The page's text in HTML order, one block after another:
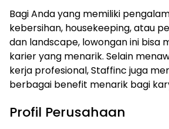
Bagi Anda yang memiliki
kebersihan, housekeeping, atau
dan landscape, lowongan ini bisa
karier yang menarik. Selain
kerja profesional, Staffinc juga
berbagai benefit menarik bagi
Profil Perusahaan